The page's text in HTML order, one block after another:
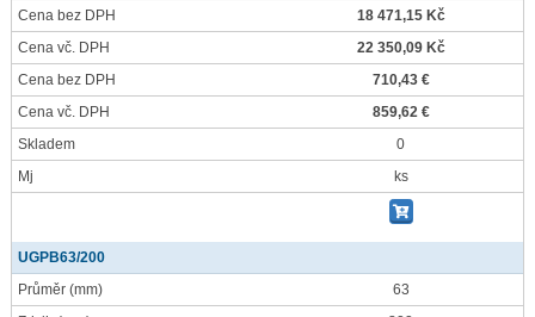
Cena bez DPH
18 471,15 Kč
Cena vč. DPH
22 350,09 Kč
Cena bez DPH
710,43 €
Cena vč. DPH
859,62 €
Skladem
0
Mj
ks
UGPB63/200
Průměr (mm)
63